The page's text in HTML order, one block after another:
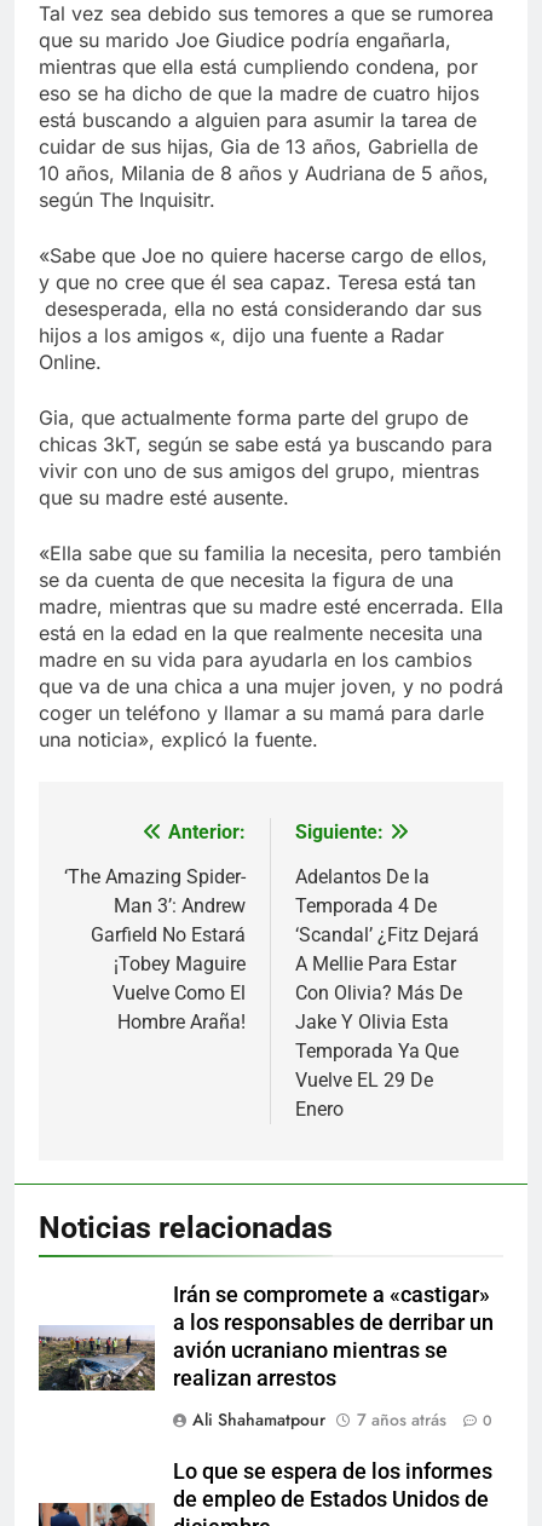
Tal vez sea debido sus temores a que se rumorea
que su marido Joe Giudice podría engañarla,
mientras que ella está cumpliendo condena, por
eso se ha dicho de que la madre de cuatro hijos
está buscando a alguien para asumir la tarea de
cuidar de sus hijas, Gia de 13 años, Gabriella de
10 años, Milania de 8 años y Audriana de 5 años,
según The Inquisitr.
«Sabe que Joe no quiere hacerse cargo de ellos,
y que no cree que él sea capaz. Teresa está tan
desesperada, ella no está considerando dar sus
hijos a los amigos «, dijo una fuente a Radar
Online.
Gia, que actualmente forma parte del grupo de
chicas 3kT, según se sabe está ya buscando para
vivir con uno de sus amigos del grupo, mientras
que su madre esté ausente.
«Ella sabe que su familia la necesita, pero también
se da cuenta de que necesita la figura de una
madre, mientras que su madre esté encerrada. Ella
está en la edad en la que realmente necesita una
madre en su vida para ayudarla en los cambios
que va de una chica a una mujer joven, y no podrá
coger un teléfono y llamar a su mamá para darle
una noticia», explicó la fuente.
Navegación
de
entradas
Anterior:
‘The Amazing Spider-
Man 3’: Andrew
Garfield No Estará
¡Tobey Maguire
Vuelve Como El
Hombre Araña!
Siguiente:
Adelantos De la
Temporada 4 De
‘Scandal’ ¿Fitz Dejará
A Mellie Para Estar
Con Olivia? Más De
Jake Y Olivia Esta
Temporada Ya Que
Vuelve EL 29 De
Enero
Noticias relacionadas
Irán se compromete a «castigar»
a los responsables de derribar un
avión ucraniano mientras se
realizan arrestos
Ali Shahamatpour
7 años atrás 0
Lo que se espera de los informes
de empleo de Estados Unidos de